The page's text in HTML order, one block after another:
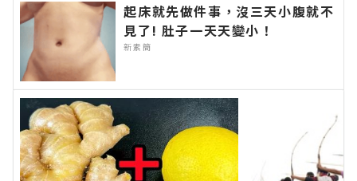
起床就先做件事，沒三天小腹就不
見了! 肚子一天天變小！
新素簡